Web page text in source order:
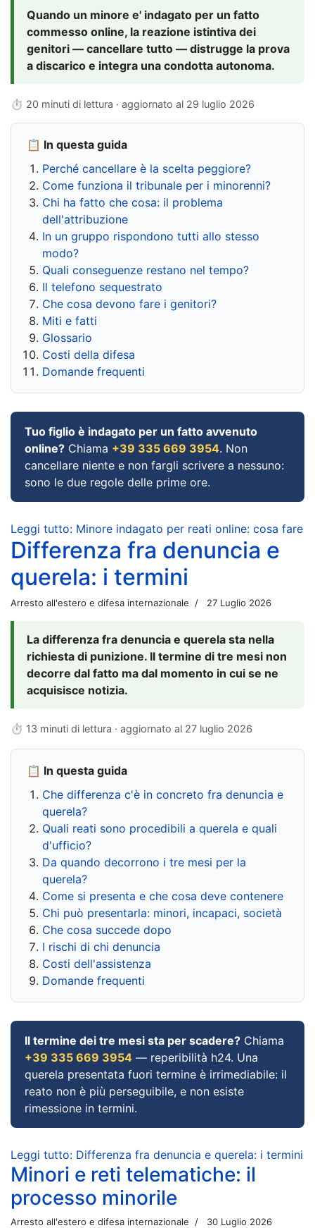
Quando un minore e' indagato per un fatto
commesso online, la reazione istintiva dei
genitori — cancellare tutto — distrugge la prova
a discarico e integra una condotta autonoma.
⏱ 20 minuti di lettura · aggiornato al 29 luglio 2026
📋 In questa guida
Perché cancellare è la scelta peggiore?
Come funziona il tribunale per i minorenni?
Chi ha fatto che cosa: il problema
dell'attribuzione
In un gruppo rispondono tutti allo stesso
modo?
Quali conseguenze restano nel tempo?
Il telefono sequestrato
Che cosa devono fare i genitori?
Miti e fatti
Glossario
Costi della difesa
Domande frequenti
Tuo figlio è indagato per un fatto avvenuto
online? Chiama +39 335 669 3954. Non
cancellare niente e non fargli scrivere a nessuno:
sono le due regole delle prime ore.
Leggi tutto: Minore indagato per reati online: cosa fare
Differenza fra denuncia e
querela: i termini
Arresto all'estero e difesa internazionale 27 Luglio 2026
La differenza fra denuncia e querela sta nella
richiesta di punizione. Il termine di tre mesi non
decorre dal fatto ma dal momento in cui se ne
acquisisce notizia.
⏱ 13 minuti di lettura · aggiornato al 27 luglio 2026
📋 In questa guida
Che differenza c'è in concreto fra denuncia e
querela?
Quali reati sono procedibili a querela e quali
d'ufficio?
Da quando decorrono i tre mesi per la
querela?
Come si presenta e che cosa deve contenere
Chi può presentarla: minori, incapaci, società
Che cosa succede dopo
I rischi di chi denuncia
Costi dell'assistenza
Domande frequenti
Il termine dei tre mesi sta per scadere? Chiama
+39 335 669 3954 — reperibilità h24. Una
querela presentata fuori termine è irrimediabile: il
reato non è più perseguibile, e non esiste
rimessione in termini.
Leggi tutto: Differenza fra denuncia e querela: i termini
Minori e reti telematiche: il
processo minorile
Arresto all'estero e difesa internazionale 30 Luglio 2026